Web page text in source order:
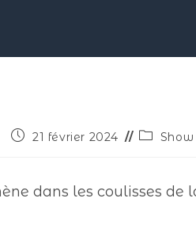
21 février 2024
dans les coulisses de